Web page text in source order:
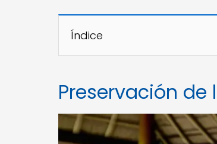
Índice
Preservación